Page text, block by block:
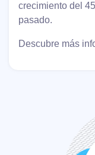
crecimiento del
pasado.
Descubre más